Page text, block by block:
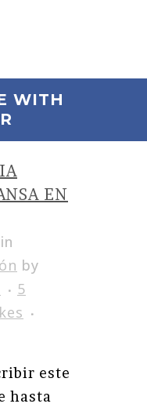
WITH
EN
in
by
5
este
hasta